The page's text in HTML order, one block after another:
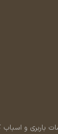
و اسباب کشی